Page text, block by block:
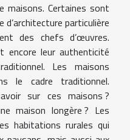
maisons. Certaines sont
particulière
des chefs d’œuvres.
encore leur authenticité
Les maisons
le cadre traditionnel.
sur ces maisons ?
maison longère ? Les
habitations rurales qui